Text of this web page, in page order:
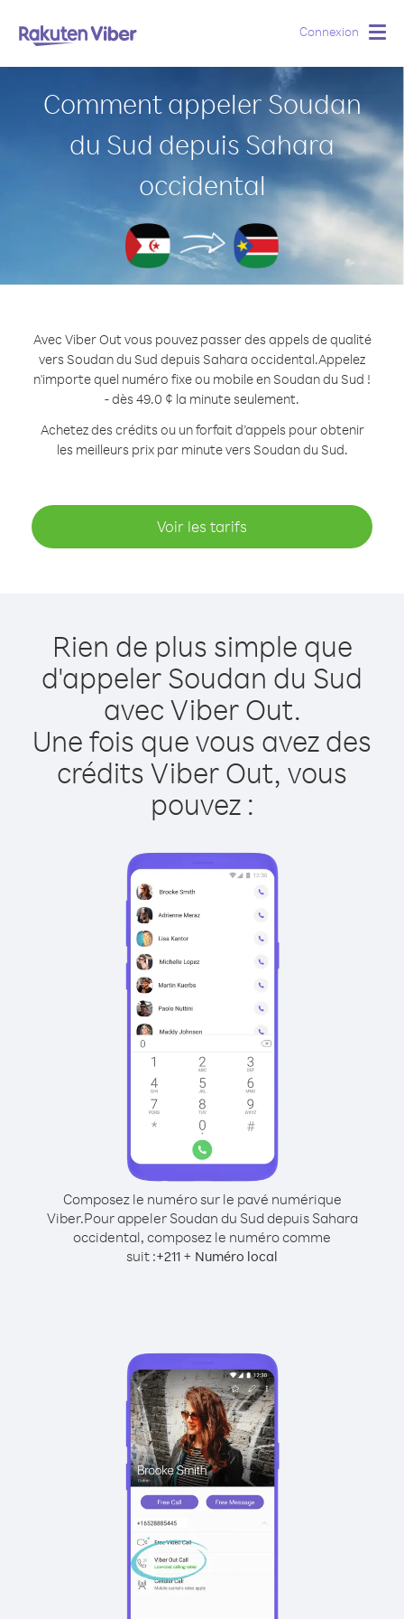
Connexion
Comment appeler Soudan
du Sud depuis Sahara
occidental
Avec Viber Out vous pouvez passer des appels de qualité
vers Soudan du Sud depuis Sahara occidental.Appelez
n'importe quel numéro fixe ou mobile en Soudan du Sud !
- dès 49.0 ¢ la minute seulement.
Achetez des crédits ou un forfait d’appels pour obtenir
les meilleurs prix par minute vers Soudan du Sud.
Voir les tarifs
Rien de plus simple que
d'appeler Soudan du Sud
avec Viber Out.
Une fois que vous avez des
crédits Viber Out, vous
pouvez :
Composez le numéro sur le pavé numérique
Viber.Pour appeler Soudan du Sud depuis Sahara
occidental, composez le numéro comme
suit :+211 + Numéro local